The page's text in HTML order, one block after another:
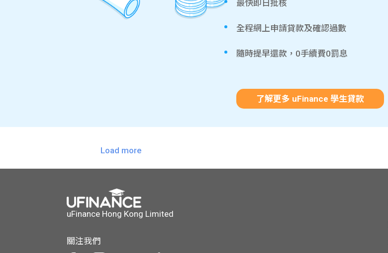
最快即日批核
全程網上申請貸款及確認過數
隨時提早還款，0手續費0罰息
了解更多 uFinance 學生貸款
Load more
uFinance Hong Kong Limited
關注我們